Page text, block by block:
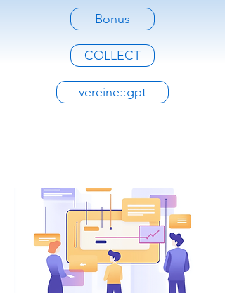
Bonus
COLLECT
vereine::gpt